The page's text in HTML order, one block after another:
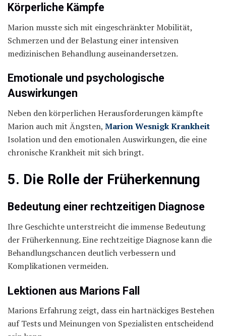
Körperliche Kämpfe
Marion musste sich mit eingeschränkter Mobilität,
Schmerzen und der Belastung einer intensiven
medizinischen Behandlung auseinandersetzen.
Emotionale und psychologische
Auswirkungen
Neben den körperlichen Herausforderungen kämpfte
Marion auch mit Ängsten, Marion Wesnigk Krankheit
Isolation und den emotionalen Auswirkungen, die eine
chronische Krankheit mit sich bringt.
5. Die Rolle der Früherkennung
Bedeutung einer rechtzeitigen Diagnose
Ihre Geschichte unterstreicht die immense Bedeutung
der Früherkennung. Eine rechtzeitige Diagnose kann die
Behandlungschancen deutlich verbessern und
Komplikationen vermeiden.
Lektionen aus Marions Fall
Marions Erfahrung zeigt, dass ein hartnäckiges Bestehen
auf Tests und Meinungen von Spezialisten entscheidend